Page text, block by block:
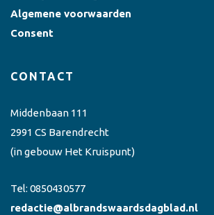
Algemene voorwaarden
Consent
CONTACT
Middenbaan 111
2991 CS Barendrecht
(in gebouw Het Kruispunt)
Tel: 0850430577
redactie@albrandswaardsdagblad.nl